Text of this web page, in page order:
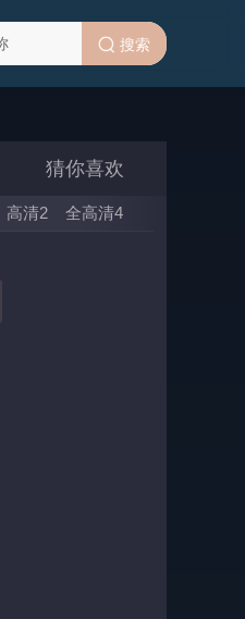
搜索
猜你喜欢
高清2 全高清4